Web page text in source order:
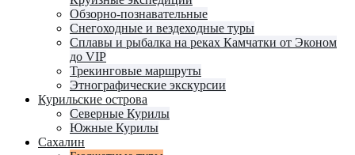
Обзорно-познавательные
Снегоходные и вездеходные туры
Сплавы и рыбалка на реках Камчатки от Эконом
до VIP
Трекинговые маршруты
Этнографические экскурсии
Курильские острова
Северные Курилы
Южные Курилы
Сахалин